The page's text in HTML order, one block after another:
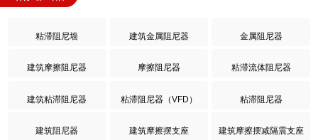
粘滞阻尼墙 建筑金属阻尼器 金属阻尼器
建筑摩擦阻尼器 摩擦阻尼器 粘滞流体阻尼器
建筑粘滞阻尼器 粘滞阻尼器（VFD） 粘滞阻尼器
建筑阻尼器 建筑摩擦摆支座 建筑摩擦摆减隔震支座